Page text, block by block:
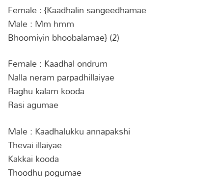
Female : {Kaadhalin sangeedhamae
Male : Mm hmm
Bhoomiyin bhoobalamae} (2)
Female : Kaadhal ondrum
Nalla neram parpadhillaiyae
Raghu kalam kooda
Rasi agumae
Male : Kaadhalukku annapakshi
Thevai illaiyae
Kakkai kooda
Thoodhu pogumae